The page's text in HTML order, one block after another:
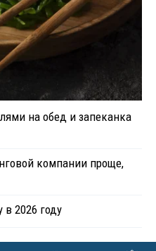
на обед и запеканка
компании проще,
в 2026 году